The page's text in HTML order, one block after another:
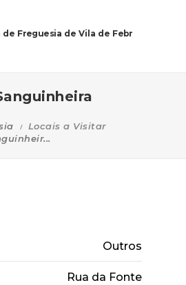
de Freguesia de Vila de Febr
Locais a Visitar
Outros
Rua da Fonte